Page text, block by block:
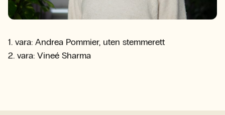
1. vara: Andrea Pommier, uten stemmerett
2. vara: Vineé Sharma